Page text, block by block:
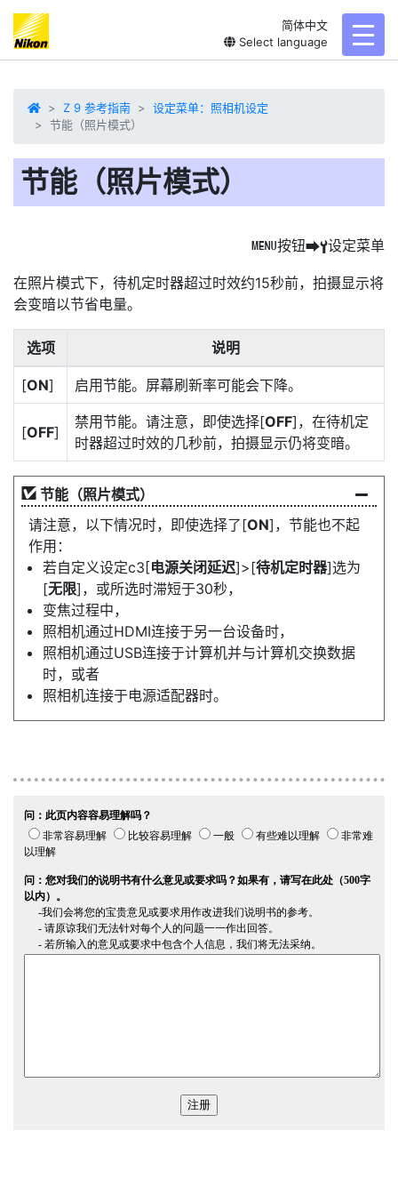
简体中文
Select language
Z 9 参考指南
设定菜单：照相机设定
节能（照片模式）
节能（照片模式）
G按钮UB设定菜单
在照片模式下，待机定时器超过时效约15秒前，拍摄显示将
会变暗以节省电量。
选项 说明
[ON] 启用节能。屏幕刷新率可能会下降。
[OFF]
禁用节能。请注意，即使选择[OFF]，在待机定
时器超过时效的几秒前，拍摄显示仍将变暗。
节能（照片模式）
请注意，以下情况时，即使选择了[ON]，节能也不起
作用：
若自定义设定c3[电源关闭延迟]>[待机定时器]选为
[无限]，或所选时滞短于30秒，
变焦过程中，
照相机通过HDMI连接于另一台设备时，
照相机通过USB连接于计算机并与计算机交换数据
时，或者
照相机连接于电源适配器时。